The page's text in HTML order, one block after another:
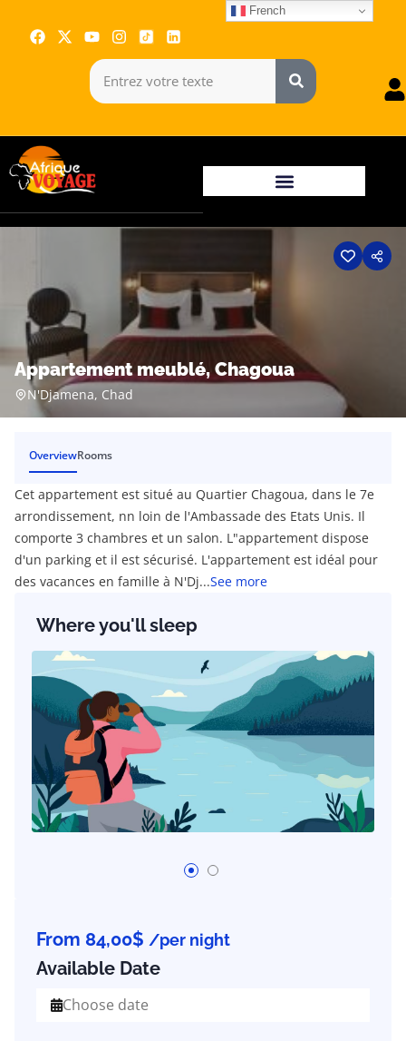
Appartement meublé, Chagoua
N'Djamena, Chad
OverviewRooms
Cet appartement est situé au Quartier Chagoua, dans le 7e
arrondissement, nn loin de l'Ambassade des Etats Unis. Il
comporte 3 chambres et un salon. L"appartement dispose
d'un parking et il est sécurisé. L'appartement est idéal pour
des vacances en famille à N'Dj...See more
Where you'll sleep
From 84,00$ /per night
Available Date
French